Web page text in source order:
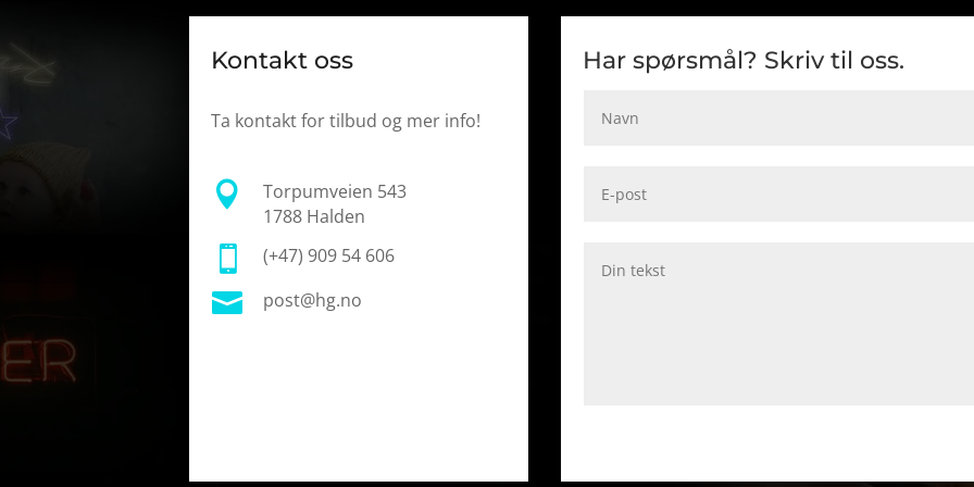
Kontakt oss
Ta kontakt for tilbud og mer info!

Torpumveien 543
1788 Halden
 (+47) 909 54 606
 post@hg.no
Har spørsmål? Skriv til oss.